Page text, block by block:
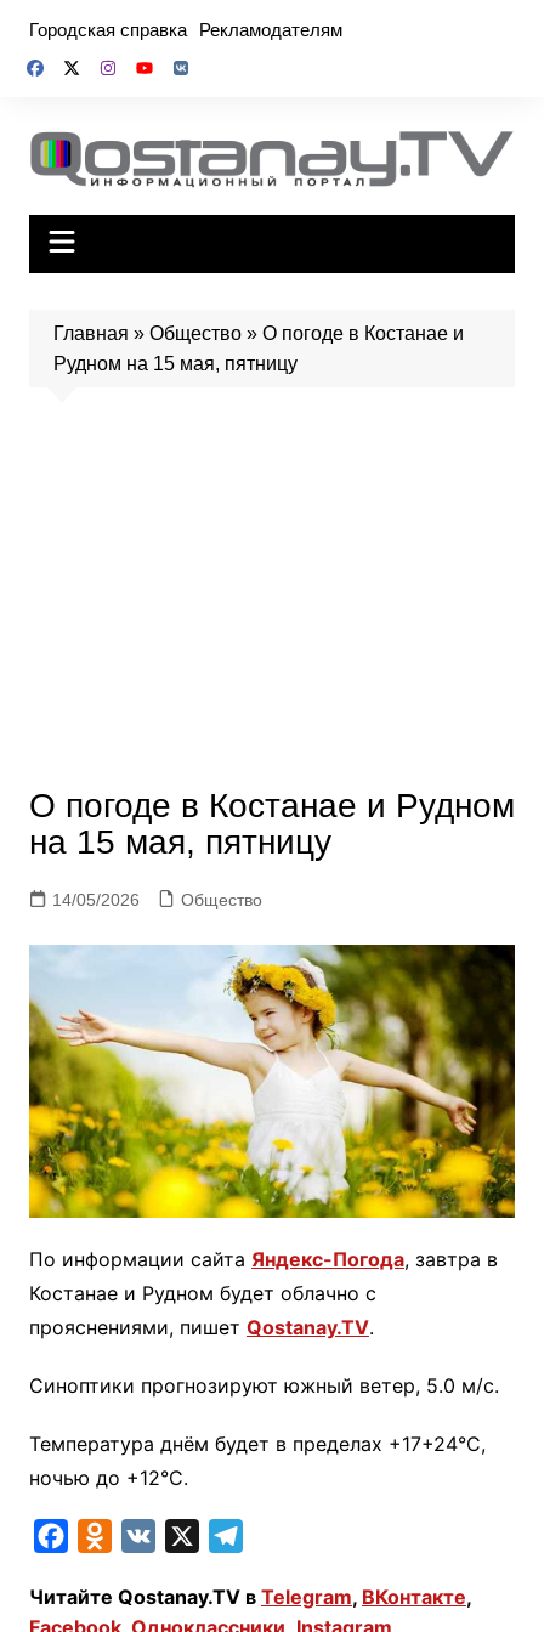
содержимому
Городская справка Рекламодателям
Главная » Общество» О погоде в Костанае и
Рудном на 15 мая, пятницу
О погоде в Костанае и Рудном
на 15 мая, пятницу
14/05/2026 Общество
По информации сайта Яндекс-Погода, завтра в
Костанае и Рудном будет облачно с
прояснениями, пишет Qostanay.TV.
Синоптики прогнозируют южный ветер, 5.0 м/с.
Температура днём будет в пределах +17+24°C,
ночью до +12°C.
c
n
l
Читайте Qostanay.TV в Telegram, ВКонтакте,